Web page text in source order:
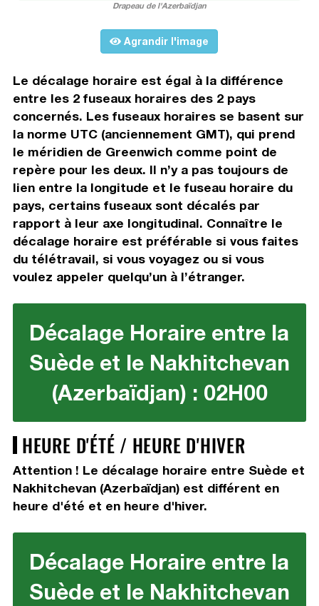
Drapeau de l'Azerbaïdjan
Agrandir l'image
Le décalage horaire est égal à la différence
entre les 2 fuseaux horaires des 2 pays
concernés. Les fuseaux horaires se basent sur
la norme UTC (anciennement GMT), qui prend
le méridien de Greenwich comme point de
repère pour les deux. Il n’y a pas toujours de
lien entre la longitude et le fuseau horaire du
pays, certains fuseaux sont décalés par
rapport à leur axe longitudinal. Connaître le
décalage horaire est préférable si vous faites
du télétravail, si vous voyagez ou si vous
voulez appeler quelqu’un à l’étranger.
Décalage Horaire entre la
Suède et le Nakhitchevan
(Azerbaïdjan) : 02H00
HEURE D'ÉTÉ / HEURE D'HIVER
Attention ! Le décalage horaire entre Suède et
Nakhitchevan (Azerbaïdjan) est différent en
heure d'été et en heure d'hiver.
Décalage Horaire entre la
Suède et le Nakhitchevan